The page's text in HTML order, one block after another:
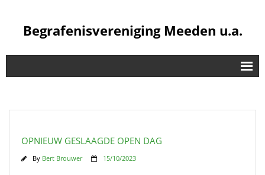
Begrafenisvereniging Meeden u.a.
Bestuur
Opbaring
OPNIEUW GESLAAGDE OPEN DAG
By Bert Brouwer 15/10/2023